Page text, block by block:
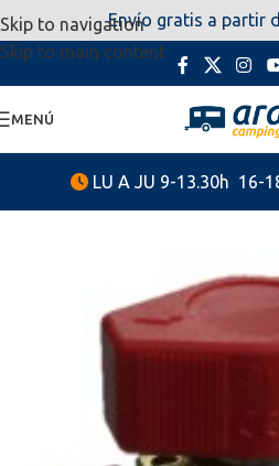
Skip to navigation
Skip to main content
estaremos disponibles.
MENÚ
LU A JU 9-13.30h 16-
Envío gratis a partir